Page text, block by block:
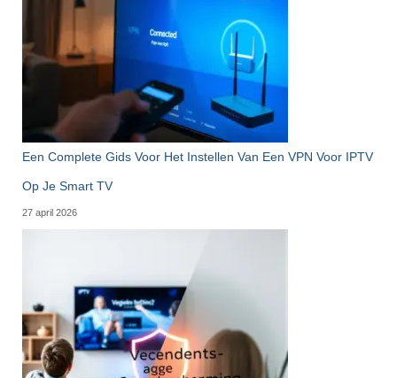
Een Complete Gids Voor Het Instellen Van Een VPN Voor IPTV
Op Je Smart TV
27 april 2026